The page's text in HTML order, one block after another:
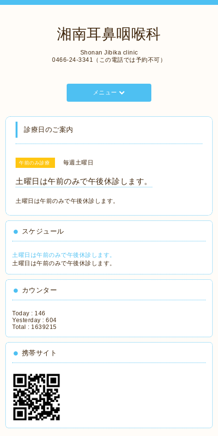
湘南耳鼻咽喉科
Shonan Jibika clinic
0466-24-3341（この電話では予約不可）
メニュー
診療日のご案内
午前のみ診療 毎週土曜日
土曜日は午前のみで午後休診します。
土曜日は午前のみで午後休診します。
スケジュール
土曜日は午前のみで午後休診します。
土曜日は午前のみで午後休診します。
カウンター
Today : 146
Yesterday :604
Total : 1639215
携帯サイト